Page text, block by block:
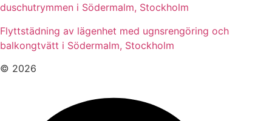
duschutrymmen i Södermalm, Stockholm
Flyttstädning av lägenhet med ugnsrengöring och
balkongtvätt i Södermalm, Stockholm
© 2026